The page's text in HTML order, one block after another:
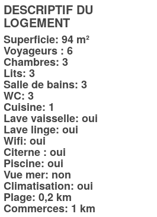
DESCRIPTIF DU
LOGEMENT
Superficie: 94 m²
Voyageurs : 6
Chambres: 3
Lits: 3
Salle de bains: 3
WC: 3
Cuisine: 1
Lave vaisselle: oui
Lave linge: oui
Wifi: oui
Citerne : oui
Piscine: oui
Vue mer: non
Climatisation: oui
Plage: 0,2 km
Commerces: 1 km